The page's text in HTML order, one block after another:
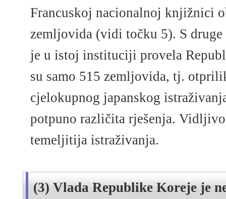
Francuskoj nacionalnoj knjižnici
zemljovida (vidi točku 5). S
je u istoj instituciji provela
su samo 515 zemljovida, tj.
cjelokupnog japanskog
potpuno različita rješenja.
temeljitija istraživanja.
(3) Vlada Republike Koreje je